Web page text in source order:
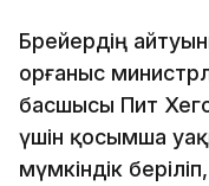
Брейердің
Қорғаныс
басшысы Пит
үшін қосымша
мүмкіндік